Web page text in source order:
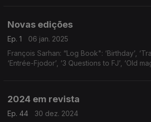
Novas edições
Ep. 1
06 jan. 2025
François Sarhan: “Log Book": ‘Birthday’,
‘Entrée-Fjodor’, ‘3 Questions to FJ’, ‘Old
2024 em revista
Ep. 44
30 dez. 2024